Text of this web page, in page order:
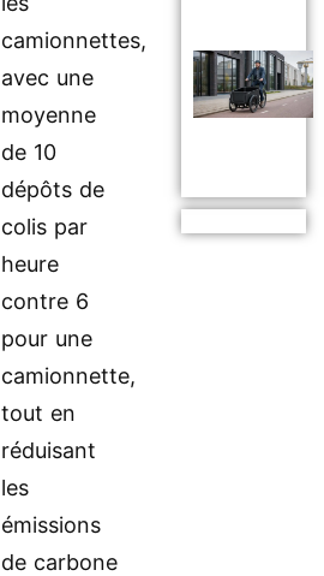
camionnettes,
avec une
moyenne
de 10
dépôts de
colis par
heure
contre 6
pour une
camionnette,
tout en
réduisant
les
émissions
de carbone